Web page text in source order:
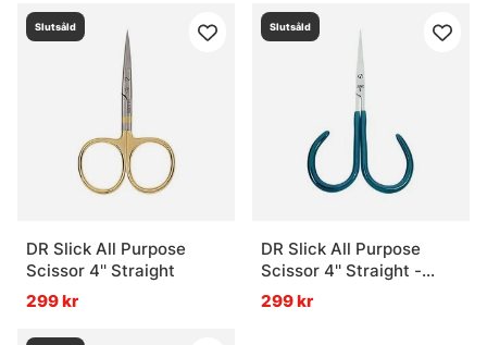
Slutsåld
DR Slick All Purpose
Scissor 4'' Straight
299 kr
Slutsåld
DR Slick All Purpose
Scissor 4'' Straight -
Adjustable Open Loops
299 kr